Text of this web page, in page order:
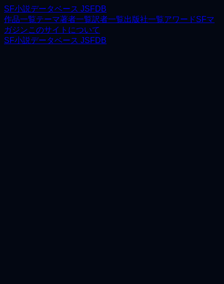
SF小説データベース JSFDB
作品一覧テーマ著者一覧訳者一覧出版社一覧アワードSFマ
ガジンこのサイトについて
SF小説データベース JSFDB